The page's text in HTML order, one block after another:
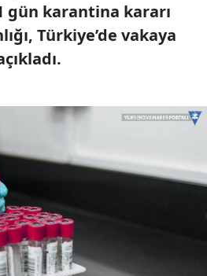
gün karantina kararı
Türkiye’de vakaya